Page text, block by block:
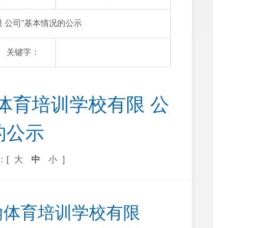
公司”基本情况的公示
关键字：
育培训学校有限 公
公示
[ 大 中 小 ]
育培训学校有限